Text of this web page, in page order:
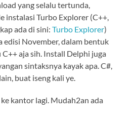
yang selalu tertunda,
instalasi Turbo Explorer (C++,
ada di sini:Turbo Explorer)
edisi November, dalam bentuk
aja sih. Install Delphi juga
sintaksnya kayak apa. C#,
buat iseng kali ye.
kantor lagi. Mudah2an ada